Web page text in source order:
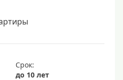
Срок:
до 10 лет